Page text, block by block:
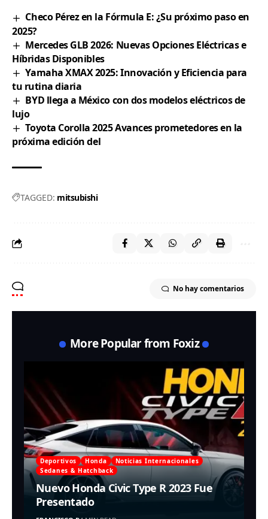
Checo Pérez en la Fórmula E: ¿Su próximo paso en
2025?
Mercedes GLB 2026: Nuevas Opciones Eléctricas e
Híbridas Disponibles
Yamaha XMAX 2025: Innovación y Eficiencia para
tu rutina diaria
BYD llega a México con dos modelos eléctricos de
lujo
Toyota Corolla 2025 Avances prometedores en la
próxima edición del
TAGGED: mitsubishi
No hay comentarios
More Popular from Foxiz
Deportivos Honda
Noticias Internacionales
Sedanes & Hatchback
Nuevo Honda Civic Type R 2023 Fue
Presentado